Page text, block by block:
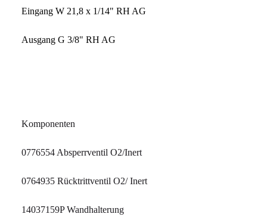
Eingang W 21,8 x 1/14" RH AG
Ausgang G 3/8" RH AG
Komponenten
0776554 Absperrventil O2/Inert
0764935 Rücktrittventil O2/ Inert
14037159P Wandhalterung